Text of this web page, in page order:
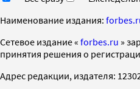
Наименование издания:
Cетевое издание « forbes.ru »
принятия решения о
Адрес редакции, издателя: